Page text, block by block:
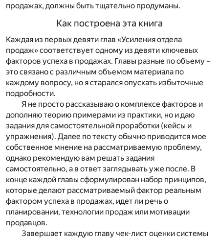
продажах, должны быть тщательно продуманы.
Как построена эта книга
Каждая из первых девяти глав «Усиления отдела
продаж» соответствует одному из девяти ключевых
факторов успеха в продажах. Главы разные по объему –
это связано с различным объемом материала по
каждому вопросу, но я старался опускать избыточные
подробности.
Я не просто рассказываю о комплексе факторов и
дополняю теорию примерами из практики, но и даю
задания для самостоятельной проработки (кейсы и
упражнения). Далее по тексту обычно приводится мое
собственное мнение на рассматриваемую проблему,
однако рекомендую вам решать задания
самостоятельно, а в ответ заглядывать уже после. В
конце каждой главы сформулирован набор принципов,
которые делают рассматриваемый фактор реальным
фактором успеха в продажах, идет ли речь о
планировании, технологии продаж или мотивации
продавцов.
Завершает каждую главу чек-лист оценки системы